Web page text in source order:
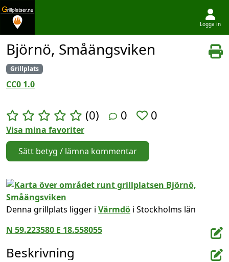
Hoppa till innehållet
Logga in
Björnö, Småängsviken
Grillplats
CC0 1.0
(0) 0 0
Visa mina favoriter
Sätt betyg / lämna kommentar
Denna grillplats ligger i Värmdö i Stockholms län
N 59.223580 E 18.558055
Beskrivning